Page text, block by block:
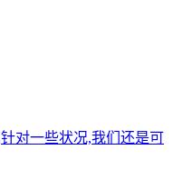
对一些状况,我们还是可